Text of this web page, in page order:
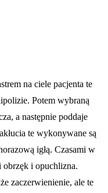
na ciele pacjenta te
Potem wybraną
a następnie poddaje
te wykonywane są
igłą. Czasami w
obrzęk i opuchlizna.
zaczerwienienie, ale te